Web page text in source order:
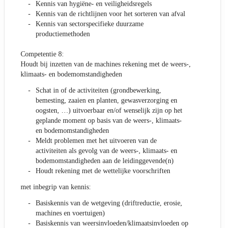
Kennis van hygiëne- en veiligheidsregels
Kennis van de richtlijnen voor het sorteren van afval
Kennis van sectorspecifieke duurzame
productiemethoden
Competentie 8:
Houdt bij inzetten van de machines rekening met de weers-,
klimaats- en bodemomstandigheden
Schat in of de activiteiten (grondbewerking,
bemesting, zaaien en planten, gewasverzorging en
oogsten, …) uitvoerbaar en/of wenselijk zijn op het
geplande moment op basis van de weers-, klimaats-
en bodemomstandigheden
Meldt problemen met het uitvoeren van de
activiteiten als gevolg van de weers-, klimaats- en
bodemomstandigheden aan de leidinggevende(n)
Houdt rekening met de wettelijke voorschriften
met inbegrip van kennis:
Basiskennis van de wetgeving (driftreductie, erosie,
machines en voertuigen)
Basiskennis van weersinvloeden/klimaatsinvloeden op